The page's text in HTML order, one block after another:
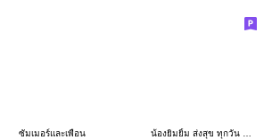
ซัมเมอร์และเพื่อน